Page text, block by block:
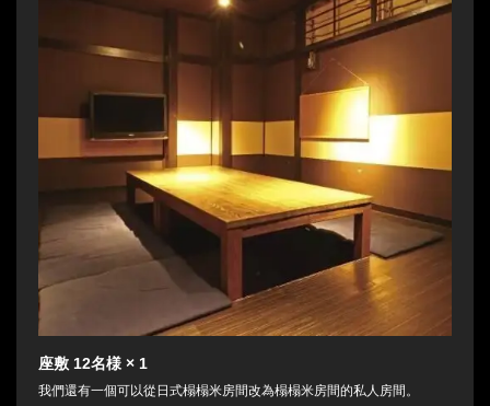
座敷 12名様 × 1
我們還有一個可以從日式榻榻米房間改為榻榻米房間的私人房間。